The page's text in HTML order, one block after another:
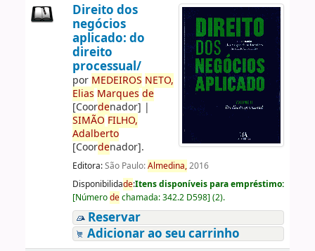
Direito dos
negócios
aplicado: do
direito
processual/
por MEDEIROS NETO,
Elias Marques de
[Coordenador] |
SIMÃO FILHO,
Adalberto
[Coordenador].
Editora:São Paulo:Almedina,2016
Disponibilidade:Itens disponíveis para empréstimo:
[Númerodechamada:342.2 D598] (2).
Reservar
Adicionar ao seu carrinho